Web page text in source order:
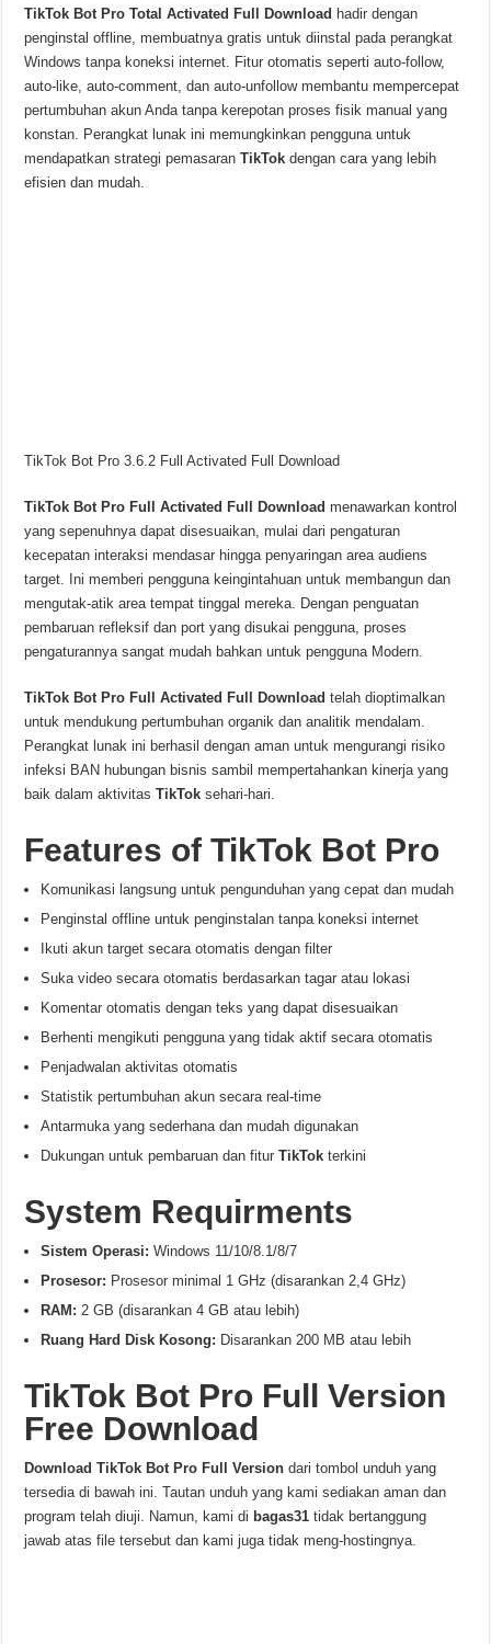
TikTok Bot Pro Total Activated Full Download hadir dengan
penginstal offline, membuatnya gratis untuk diinstal pada perangkat
Windows tanpa koneksi internet. Fitur otomatis seperti auto-follow,
auto-like, auto-comment, dan auto-unfollow membantu mempercepat
pertumbuhan akun Anda tanpa kerepotan proses fisik manual yang
konstan. Perangkat lunak ini memungkinkan pengguna untuk
mendapatkan strategi pemasaranTikTok dengan cara yang lebih
efisien dan mudah.
TikTok Bot Pro 3.6.2 Full Activated Full Download
TikTok Bot Pro Full Activated Full Downloadmenawarkan kontrol
yang sepenuhnya dapat disesuaikan, mulai dari pengaturan
kecepatan interaksi mendasar hingga penyaringan area audiens
target. Ini memberi pengguna keingintahuan untuk membangun dan
mengutak-atik area tempat tinggal mereka. Dengan penguatan
pembaruan refleksif dan port yang disukai pengguna, proses
pengaturannya sangat mudah bahkan untuk pengguna Modern.
TikTok Bot Pro Full Activated Full Download telah dioptimalkan
untuk mendukung pertumbuhan organik dan analitik mendalam.
Perangkat lunak ini berhasil dengan aman untuk mengurangi risiko
infeksi BAN hubungan bisnis sambil mempertahankan kinerja yang
baik dalam aktivitasTikTok sehari-hari.
Features ofTikTok Bot Pro
Komunikasi langsung untuk pengunduhan yang cepat dan mudah
Penginstal offline untuk penginstalan tanpa koneksi internet
Ikuti akun target secara otomatis dengan filter
Suka video secara otomatis berdasarkan tagar atau lokasi
Komentar otomatis dengan teks yang dapat disesuaikan
Berhenti mengikuti pengguna yang tidak aktif secara otomatis
Penjadwalan aktivitas otomatis
Statistik pertumbuhan akun secara real-time
Antarmuka yang sederhana dan mudah digunakan
Dukungan untuk pembaruan dan fiturTikTokterkini
System Requirments
Sistem Operasi: Windows 11/10/8.1/8/7
Prosesor: Prosesor minimal 1 GHz (disarankan 2,4 GHz)
RAM:2 GB (disarankan 4 GB atau lebih)
Ruang Hard Disk Kosong: Disarankan 200 MB atau lebih
TikTok Bot Pro Full Version
Free Download
DownloadTikTok Bot Pro Full Version dari tombol unduh yang
tersedia di bawah ini. Tautan unduh yang kami sediakan aman dan
program telah diuji. Namun, kami di bagas31tidak bertanggung
jawab atas file tersebut dan kami juga tidak meng-hostingnya.